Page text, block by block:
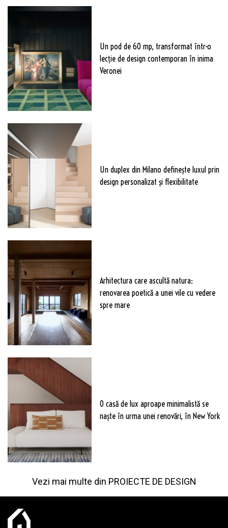
Un pod de 60 mp, transformat într-o
lecție de design contemporan în inima
Veronei
Un duplex din Milano definește luxul prin
design personalizat și flexibilitate
Arhitectura care ascultă natura:
renovarea poetică a unei vile cu vedere
spre mare
O casă de lux aproape minimalistă se
naște în urma unei renovări, în New York
Vezi mai multe din PROIECTE DE DESIGN